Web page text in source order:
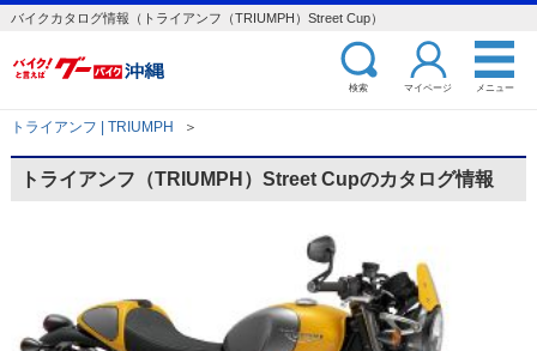
バイクカタログ情報（トライアンフ（TRIUMPH）Street Cup）
検索 マイページ メニュー
トライアンフ | TRIUMPH ＞
トライアンフ（TRIUMPH）Street Cupのカタログ情報